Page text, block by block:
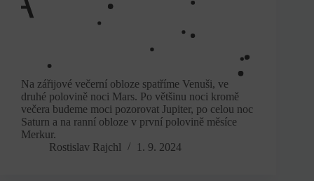
Na zářijové večerní obloze spatříme Venuši, ve
druhé polovině noci Mars. Po většinu noci kromě
večera budeme moci pozorovat Jupiter, po celou noc
Saturn a na ranní obloze v první polovině měsíce
Merkur.
Rostislav Rajchl
1. 9. 2024